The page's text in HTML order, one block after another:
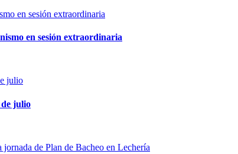
en sesión extraordinaria
de julio